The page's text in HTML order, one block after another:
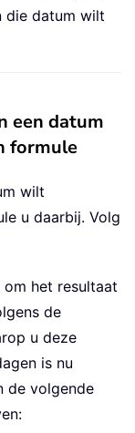
die datum wilt
een datum
formule
wilt
u daarbij. Volg
het resultaat
de
u deze
is nu
de volgende